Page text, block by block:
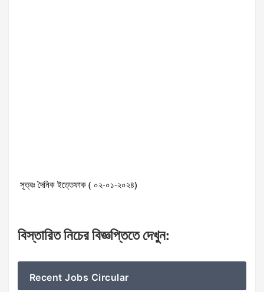
সূত্রঃ দৈনিক ইত্তেফাক ( ০২-০১-২০২৪)
বিস্তারিতনিচেরবিজ্ঞপ্তিতে দেখুন:
Recent Jobs Circular